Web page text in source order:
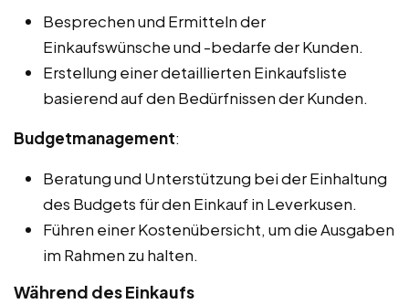
Besprechen und Ermitteln der
Einkaufswünsche und -bedarfe der Kunden.
Erstellung einer detaillierten Einkaufsliste
basierend auf den Bedürfnissen der Kunden.
Budgetmanagement:
Beratung und Unterstützung bei der Einhaltung
des Budgets für den Einkauf in Leverkusen.
Führen einer Kostenübersicht, um die Ausgaben
im Rahmen zu halten.
Während des Einkaufs